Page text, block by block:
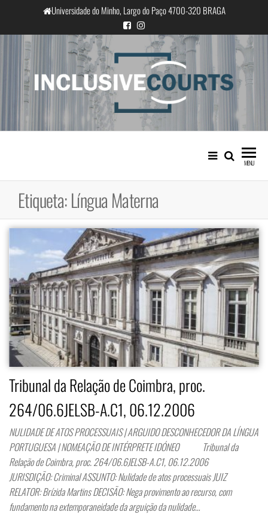
o
conteúdo
Universidade do Minho, Largo do Paço 4700-320 BRAGA
InclusiveCourts
Igualdade e diferença cultural na
prática judicial portuguesa
MENU
Etiqueta:Língua Materna
Tribunal da Relação de Coimbra, proc.
264/06.6JELSB-A.C1, 06.12.2006
NULIDADE DE ATOS PROCESSUAIS | ARGUIDO DESCONHECEDOR DA LÍNGUA
PORTUGUESA | NOMEAÇÃO DE INTÉRPRETE IDÓNEO Tribunal da
Relação de Coimbra, proc. 264/06.6JELSB-A.C1, 06.12.2006
JURISDIÇÃO: Criminal ASSUNTO: Nulidade de atos processuais JUIZ
RELATOR: Brízida Martins DECISÃO: Nega provimento ao recurso, com
fundamento na extemporaneidade da arguição da nulidade…